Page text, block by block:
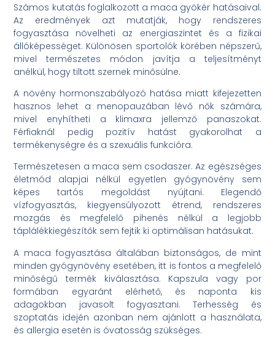
Számos kutatás foglalkozott a maca gyökér hatásaival.
Az eredmények azt mutatják, hogy rendszeres
fogyasztása növelheti az energiaszintet és a fizikai
állóképességet. Különösen sportolók körében népszerű,
mivel természetes módon javítja a teljesítményt
anélkül, hogy tiltott szernek minősülne.
A növény hormonszabályozó hatása miatt kifejezetten
hasznos lehet a menopauzában lévő nők számára,
mivel enyhítheti a klimaxra jellemző panaszokat.
Férfiaknál pedig pozitív hatást gyakorolhat a
termékenységre és a szexuális funkcióra.
Természetesen a maca sem csodaszer. Az egészséges
életmód alapjai nélkül egyetlen gyógynövény sem
képes tartós megoldást nyújtani. Elegendő
vízfogyasztás, kiegyensúlyozott étrend, rendszeres
mozgás és megfelelő pihenés nélkül a legjobb
táplálékkiegészítők sem fejtik ki optimálisan hatásukat.
A maca fogyasztása általában biztonságos, de mint
minden gyógynövény esetében, itt is fontos a megfelelő
minőségű termék kiválasztása. Kapszula vagy por
formában egyaránt elérhető, és naponta kis
adagokban javasolt fogyasztani. Terhesség és
szoptatás idején azonban nem ajánlott a használata,
és allergia esetén is óvatosság szükséges.